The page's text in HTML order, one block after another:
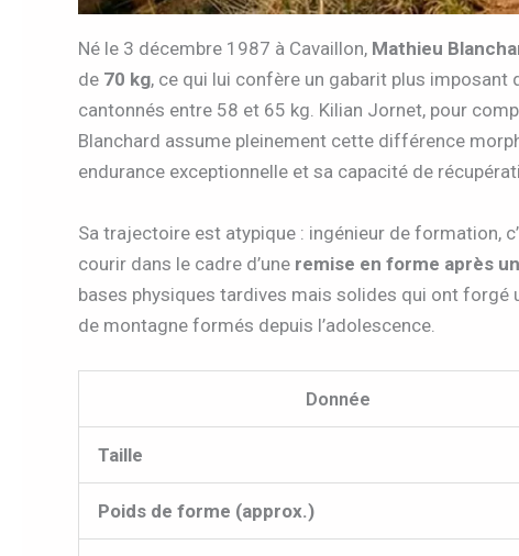
Né le 3 décembre 1987 à Cavaillon, Mathieu
de 70 kg, ce qui lui confère un gabarit plus
cantonnés entre 58 et 65 kg. Kilian Jornet, pour
Blanchard assume pleinement cette différence
endurance exceptionnelle et sa capacité de
Sa trajectoire est atypique : ingénieur de formation,
courir dans le cadre d’une remise en forme après
bases physiques tardives mais solides qui ont
de montagne formés depuis l’adolescence.
Donnée
Taille
Poids de forme (approx.)